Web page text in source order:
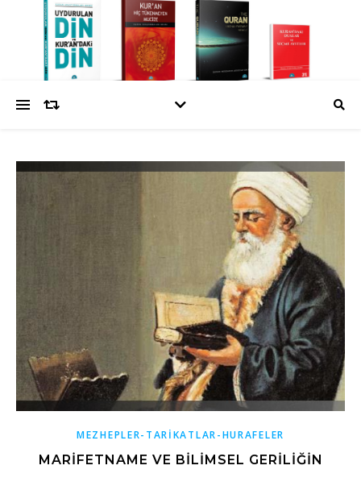
MEZHEPLER-TARİKATLAR-HURAFELER
MARİFETNAME VE BİLİMSEL GERİLİĞİN